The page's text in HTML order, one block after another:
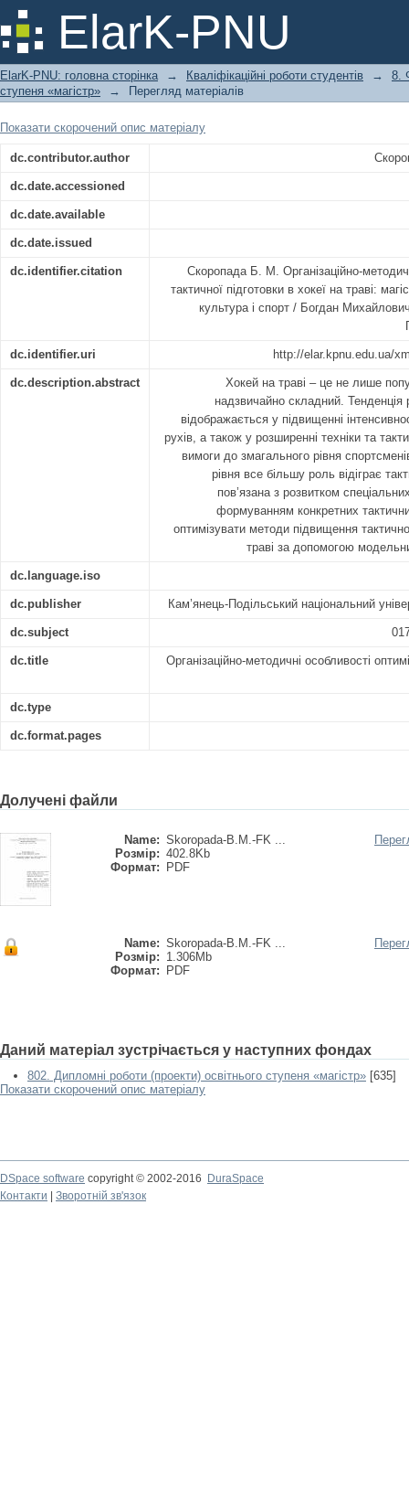
ElarK-PNU
Організаційно-методичні
на траві
ElarK-PNU: головна сторінка → Кваліфікаційні роботи студентів →
8.
ступеня «магістр»
→ Перегляд матеріалів
Показати скорочений опис матеріалу
dc.contributor.author
dc.date.accessioned
dc.date.available
dc.date.issued
dc.identifier.citation
Скоропада Б. М. Організаційно-
тактичної підготовки в хокеї на траві:
культура і спорт / Богдан
dc.identifier.uri http://elar.kpnu.edu.ua/
dc.description.abstract
Хокей на траві – це не лише
надзвичайно складний. Тенденція
відображається у підвищенні
рухів, а також у розширенні техніки та
вимоги до змагального рівня
рівня все більшу роль відіграє
пов’язана з розвитком
формуванням конкретних
оптимізувати методи підвищення
траві за допомогою
dc.language.iso
dc.publisher Кам’янець-Подільський національний
dc.subject
dc.title Організаційно-методичні особливості
dc.type
dc.format.pages
Долучені файли
Name: Skoropada-B.M.-FK ...
Розмір: 402.8Kb
Формат:
PDF
Name: Skoropada-B.M.-FK ...
Розмір: 1.306Mb
Формат:
PDF
Даний матеріал зустрічається у наступних фондах
802. Дипломні роботи (проекти) освітнього ступеня «магістр» [635]
Показати скорочений опис матеріалу
DSpace software copyright © 2002-2016
DuraSpace
Контакти
Зворотній зв'язок